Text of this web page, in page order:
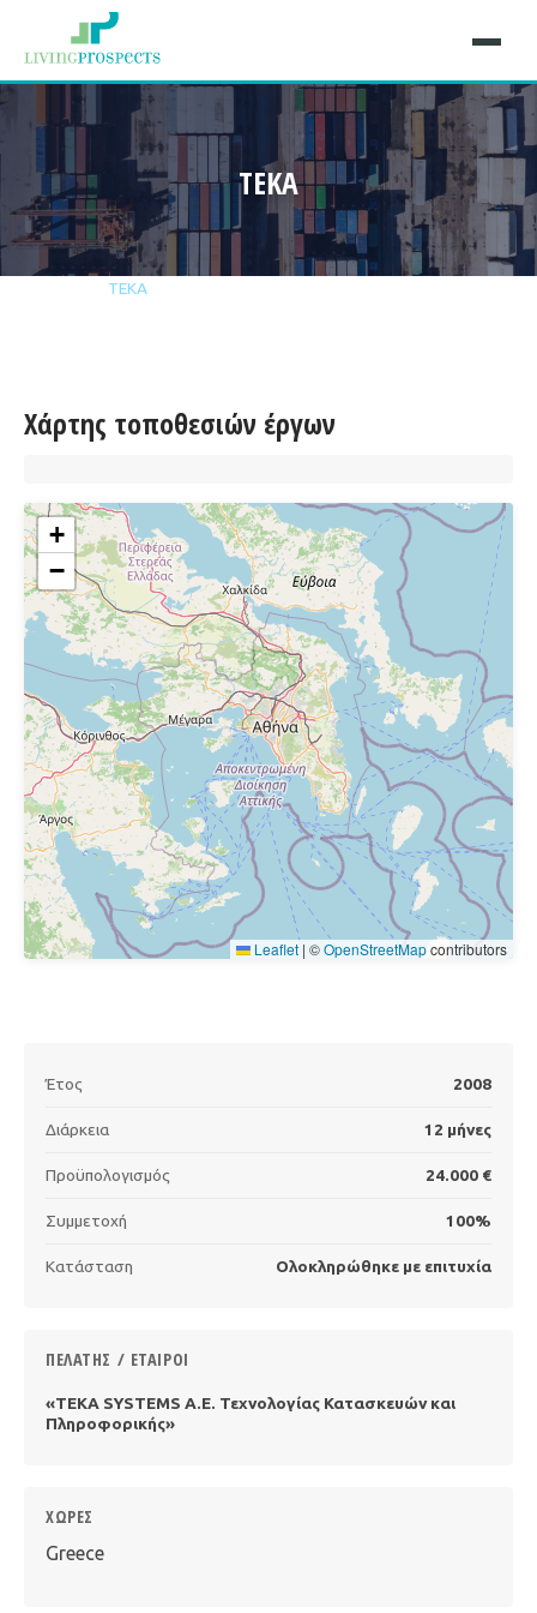
TEKA
TEKA
Χάρτης τοποθεσιών έργων
+
−
Leaflet | ©OpenStreetMapcontributors
Έτος 2008
Διάρκεια 12 μήνες
Προϋπολογισμός 24.000 €
Συμμετοχή 100%
Κατάσταση Ολοκληρώθηκε με επιτυχία
ΠΕΛΆΤΗΣ / ΕΤΑΊΡΟΙ
«ΤΕΚΑ SYSTEMS Α.Ε. Τεχνολογίας Κατασκευών και
Πληροφορικής»
ΧΏΡΕΣ
Greece